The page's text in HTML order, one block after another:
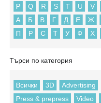
P
Q R S T U V
А
Б В Г Д Е Ж
П
Р С Т У Ф Х
Търси по категория
Всички 3D Advertising
Press & prepress
Video